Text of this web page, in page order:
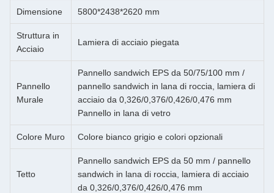
Dimensione 5800*2438*2620 mm
Struttura in
Acciaio
Lamiera di acciaio piegata
Pannello
Murale
Pannello sandwich EPS da 50/75/100 mm /
pannello sandwich in lana di roccia, lamiera di
acciaio da 0,326/0,376/0,426/0,476 mm
Pannello in lana di vetro
Colore Muro Colore bianco grigio e colori opzionali
Tetto
Pannello sandwich EPS da 50 mm / pannello
sandwich in lana di roccia, lamiera di acciaio
da 0,326/0,376/0,426/0,476 mm